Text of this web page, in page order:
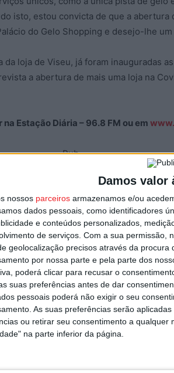
Damos valor
nossos parceiros armazenamos e/ou
dados pessoais, como identificadores
e conteúdos personalizados,
de serviços. Com a sua permissão,
geolocalização precisos através da
por nossa parte e pela parte dos
poderá clicar para recusar o
suas preferências antes de dar
pessoais poderá não exigir o seu
As suas preferências serão
ou retirar seu consentimento a
na parte inferior da página.
isto, estou convicta de que a abertura
do Gelo Shopping e desejo-lhe
da loja de Viseu, já foram inauguradas
a abertura de mais uma loja na
Estação Diária – 96.8 FM ou em
Pub
Investimento Negócios Palácio do Gelo
de
Futsal: Pedro